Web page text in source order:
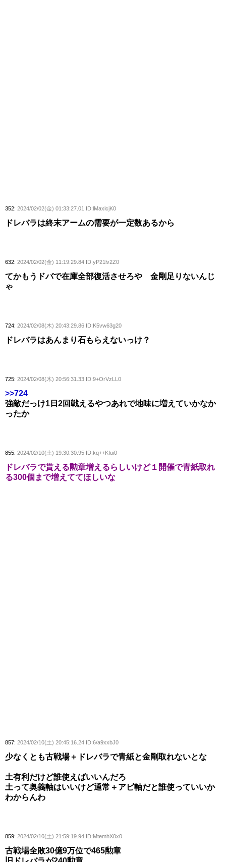
352: 2024/02/02(金) 01:33:27.01 ID:lMaxlcjK0
ドレバラは終末アームの需要が一定数あるから
632: 2024/02/02(金) 11:19:29.84 ID:yP21lv2Z0
てかもうドバで在庫全部復活させろや 金剛足りないんじ
ゃ
724: 2024/02/08(木) 20:43:29.86 ID:K5vw63g20
ドレバラはあんまり石もらえないっけ？
725: 2024/02/08(木) 20:56:31.33 ID:9+OrVzLL0
>>724
強敵だっけ1日2回戦えるやつあれで地味に増えていかなか
ったか
855: 2024/02/10(土) 19:30:30.95 ID:kq++KIui0
ドレバラで貰える勲章増えるらしいけど１開催で青紙取れ
る300個まで増えててほしいな
857: 2024/02/10(土) 20:45:16.24 ID:6/a9xxbJ0
少なくとも古戦場＋ドレバラで青紙と金剛取れないとな
土有利だけど誰使えばいいんだろ
土って奥義軸はいいけど通常＋アビ軸だと誰使っていいか
わからんわ
859: 2024/02/10(土) 21:59:19.94 ID:MtemhX0x0
古戦場全敗30億9万位で465勲章